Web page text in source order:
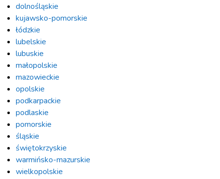
dolnośląskie
kujawsko-pomorskie
łódzkie
lubelskie
lubuskie
małopolskie
mazowieckie
opolskie
podkarpackie
podlaskie
pomorskie
śląskie
świętokrzyskie
warmińsko-mazurskie
wielkopolskie